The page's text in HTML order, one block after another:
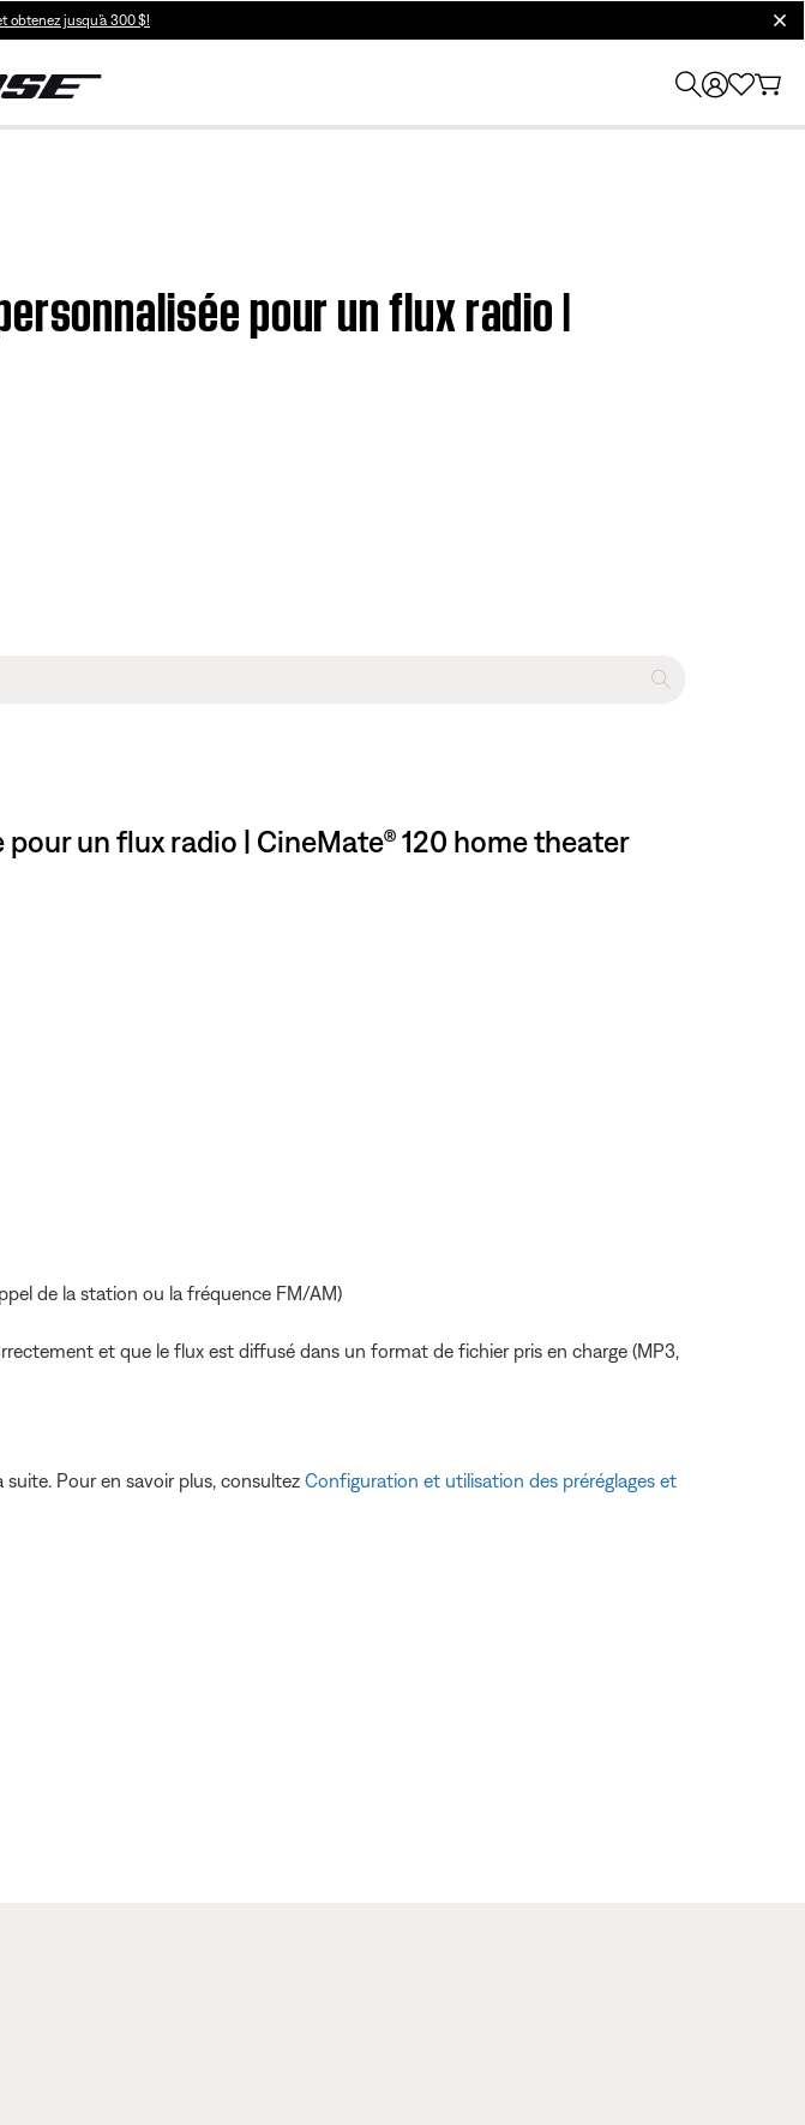
obtenez jusqu’à 300 $!
pour un flux radio |
pour un flux radio | CineMate® 120 home theater
de la station ou la fréquence FM/AM)
et que le flux est diffusé dans un format de fichier pris en charge (MP3,
suite. Pour en savoir plus, consultez Configuration et utilisation des préréglages et